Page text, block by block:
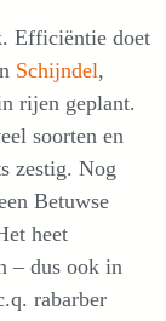
Efficiëntie doet
Schijndel,
rijen geplant.
soorten en
zestig. Nog
Betuwse
heet
– dus ook in
rabarber